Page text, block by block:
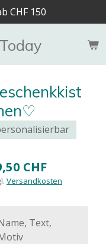
CHF 150
CHF
Versandkosten
Text,